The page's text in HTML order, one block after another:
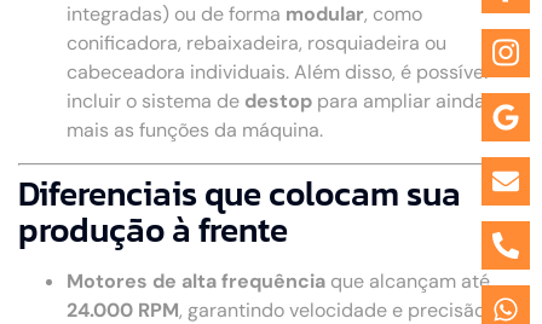
integradas) ou de forma modular, como
conificadora, rebaixadeira, rosquiadeira ou
cabeceadora individuais. Além disso, é possível
incluir o sistema de destop para ampliar ainda
mais as funções da máquina.
Diferenciais que colocam sua
produção à frente
Motores de alta frequência que alcançam até
24.000 RPM, garantindo velocidade e precisão.